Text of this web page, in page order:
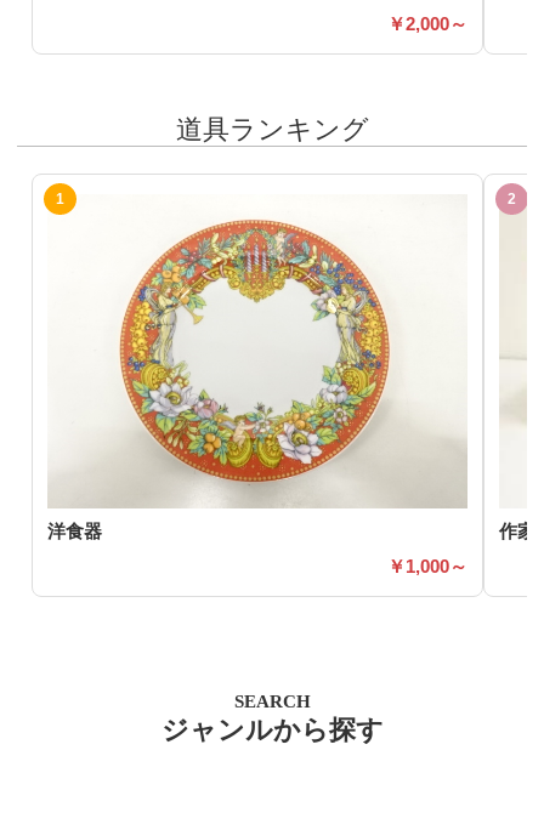
2,000～
道具ランキング
洋食器
1,000～
作家
SEARCH
ジャンルから探す